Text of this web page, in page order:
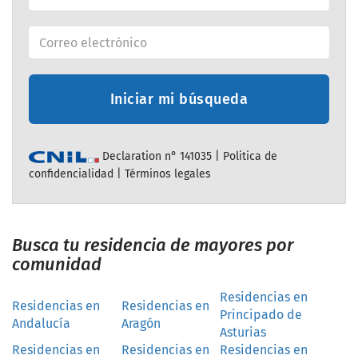
Iniciar mi búsqueda
Declaration n° 141035 | Politica de
confidencialidad
Términos legales
Busca tu residencia de mayores por
comunidad
Residencias en
Andalucía
Residencias en
Aragón
Residencias en
Principado de
Asturias
Residencias en
Residencias en
Residencias en